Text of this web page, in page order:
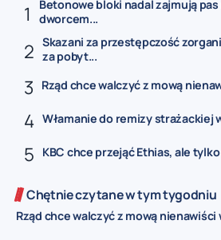
Betonowe bloki nadal zajmują
dworcem...
Skazani za przestępczość
za pobyt...
Rząd chce walczyć z mową
Włamanie do remizy strażackiej
KBC chce przejąć Ethias, ale tylko
Chętnie czytane w tym tygodniu
Rząd chce walczyć z mową nienawiści